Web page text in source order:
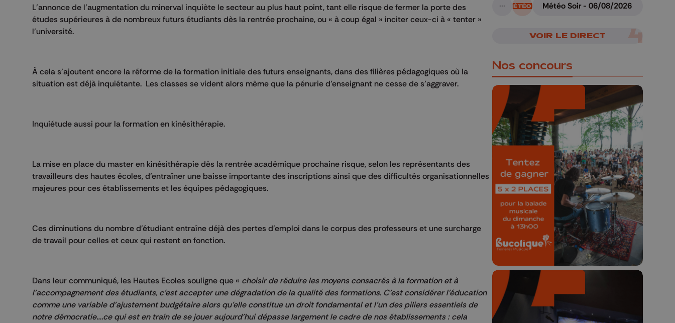
L’annonce de l’augmentation du minerval inquiète le secteur au plus haut point, tant elle risque de fermer la porte des
études supérieures à de nombreux futurs étudiants dès la rentrée prochaine, ou « à coup égal » inciter ceux-ci à « tenter »
l’université.
À cela s’ajoutent encore la réforme de la formation initiale des futurs enseignants, dans des filières pédagogiques où la
situation est déjà inquiétante. Les classes se vident alors même que la pénurie d’enseignant ne cesse de s’aggraver.
Inquiétude aussi pour la formation en kinésithérapie.
La mise en place du master en kinésithérapie dès la rentrée académique prochaine risque, selon les représentants des
travailleurs des hautes écoles, d’entraîner une baisse importante des inscriptions ainsi que des difficultés organisationnelles
majeures pour ces établissements et les équipes pédagogiques.
Ces diminutions du nombre d’étudiant entraîne déjà des pertes d’emploi dans le corpus des professeurs et une surcharge
de travail pour celles et ceux qui restent en fonction.
Dans leur communiqué, les Hautes Ecoles souligne que « choisir de réduire les moyens consacrés à la formation et à
l’accompagnement des étudiants, c’est accepter une dégradation de la qualité des formations. C’est considérer l’éducation
comme une variable d’ajustement budgétaire alors qu’elle constitue un droit fondamental et l’un des piliers essentiels de
notre démocratie….ce qui est en train de se jouer aujourd’hui dépasse largement le cadre de nos établissements : cela
A suivre
Météo Soir - 06/08/2026
VOIR LE DIRECT
Nos concours
🎁 Gagnez 5x2
places pour le
Bucolique Ferrières
Festival 🌿🎶
Concours valable jusqu'au 9 août,
23h59.